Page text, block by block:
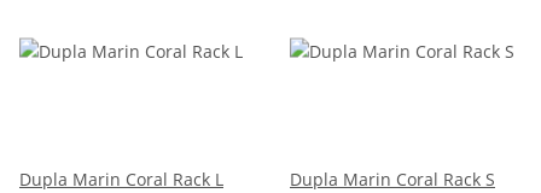
Dupla Marin Coral Rack L Dupla Marin Coral Rack S